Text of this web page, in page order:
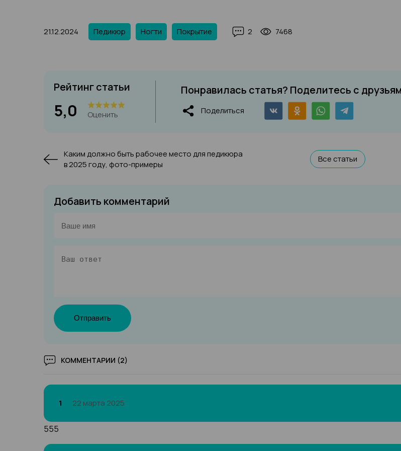
21.12.2024 Педикюр Ногти Покрытие 2 7468
Рейтинг статьи
5,0 Оценить
Понравилась статья? Поделитесь с
Поделиться
Каким должно быть рабочее место для педикюра
в 2025 году, фото-примеры
Все статьи
Добавить комментарий
Отправить
КОММЕНТАРИИ (2)
1 22 марта 2025
555